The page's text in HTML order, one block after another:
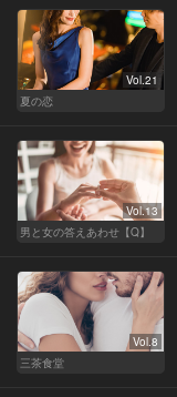
Vol.21
夏の恋
Vol.13
男と女の答えあわせ【Q】
Vol.8
三茶食堂